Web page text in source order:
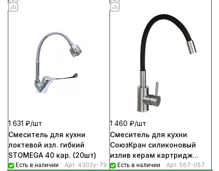
1 631 ₽/шт
Смеситель для кухни
локтевой изл. гибкий
STOMEGA 40 кар. (20шт)
Есть в наличии Арт. 4302у-79
1 460 ₽/шт
Смеситель для кухни
СоюзКран силиконовый
излив керам картридж
40мм нерж сталь черный
Есть в наличии Арт. 567-057